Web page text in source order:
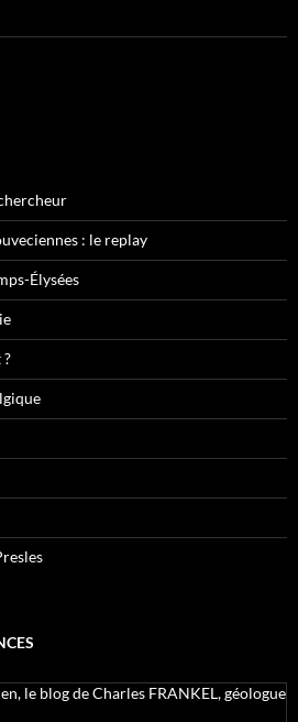
: le replay
Élysées
le blog de Charles FRANKEL, géologue